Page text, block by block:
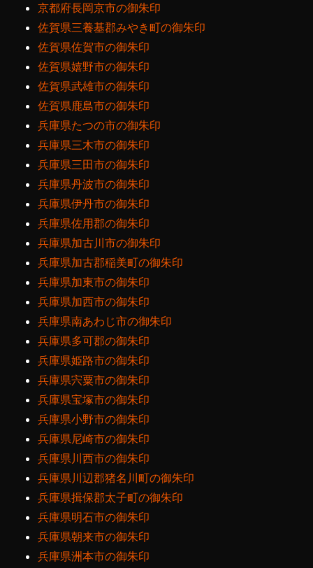
京都府長岡京市の御朱印
佐賀県三養基郡みやき町の御朱印
佐賀県佐賀市の御朱印
佐賀県嬉野市の御朱印
佐賀県武雄市の御朱印
佐賀県鹿島市の御朱印
兵庫県たつの市の御朱印
兵庫県三木市の御朱印
兵庫県三田市の御朱印
兵庫県丹波市の御朱印
兵庫県伊丹市の御朱印
兵庫県佐用郡の御朱印
兵庫県加古川市の御朱印
兵庫県加古郡稲美町の御朱印
兵庫県加東市の御朱印
兵庫県加西市の御朱印
兵庫県南あわじ市の御朱印
兵庫県多可郡の御朱印
兵庫県姫路市の御朱印
兵庫県宍粟市の御朱印
兵庫県宝塚市の御朱印
兵庫県小野市の御朱印
兵庫県尼崎市の御朱印
兵庫県川西市の御朱印
兵庫県川辺郡猪名川町の御朱印
兵庫県揖保郡太子町の御朱印
兵庫県明石市の御朱印
兵庫県朝来市の御朱印
兵庫県洲本市の御朱印